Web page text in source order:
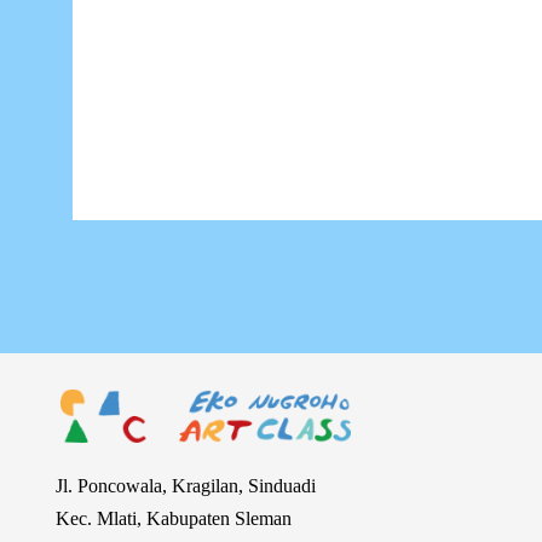
Jl. Poncowala, Kragilan, Sinduadi
Kec. Mlati, Kabupaten Sleman